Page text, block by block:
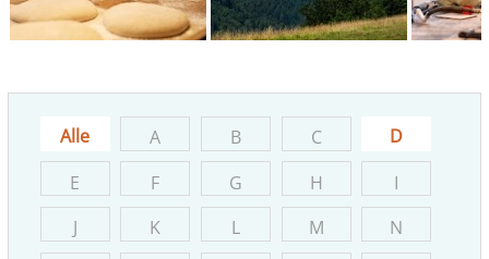
Alle A B C
D
E
F G H
I
J
K L M
N